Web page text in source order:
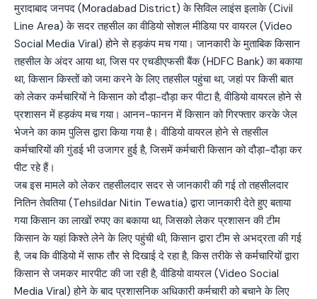
मुरादाबाद जनपद (Moradabad District) के सिविल लाइंस इलाके (Civil
Line Area) के सदर तहसील का वीडियो सोशल मीडिया पर वायरल (Video
Social Media Viral) होने से हड़कंप मच गया। जानकारी के मुताबिक किसान
तहसील के अंदर आया था, जिस पर एचडीएफसी बैंक (HDFC Bank) का बकाया
था, किसान किस्तों को जमा करने के लिए तहसील पहुंचा था, जहां पर किसी बात
को लेकर कर्मचारियों ने किसान को दौड़ा-दौड़ा कर पीटा है, वीडियो वायरल होने से
प्रशासन में हड़कंप मच गया। आनन-फानन में किसान को गिरफ्तार करके जेल
भेजने का काम पुलिस द्वारा किया गया है। वीडियो वायरल होने से तहसील
कर्मचारियों की गुंडई भी उजागर हुई है, जिसमें कर्मचारी किसान को दौड़ा-दौड़ा कर
पीट रहे हैं।
जब इस मामले को लेकर तहसीलदार सदर से जानकारी की गई तो तहसीलदार
नितिन तेवतिया (Tehsildar Nitin Tewatia) द्वारा जानकारी देते हुए बताया
गया किसान का लाखों रुपए का बकाया था, जिसको लेकर प्रशासन की टीम
किसान के यहां किश्ते लेने के लिए पहुंची थी, किसान द्वारा टीम से अभद्रता की गई
है, जब कि वीडियो में साफ तौर से दिखाई दे रहा है, किस तरीके से कर्मचारियों द्वारा
किसान से जमकर मारपीट की जा रही है, वीडियो वायरल (Video Social
Media Viral) होने के बाद प्रशासनिक अधिकारी कर्मचारी को बचाने के लिए